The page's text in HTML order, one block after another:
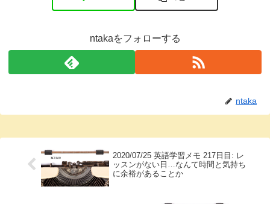
ntakaをフォローする
ntaka
2020/07/25 英語学習メモ 217日目: レ
ッスンがない日…なんて時間と気持ち
に余裕があることか